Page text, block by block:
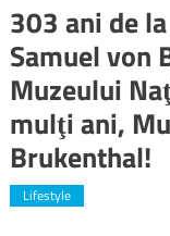
303 ani de
Samuel von
Muzeului
mulţi ani,
Brukenthal!
Lifestyle